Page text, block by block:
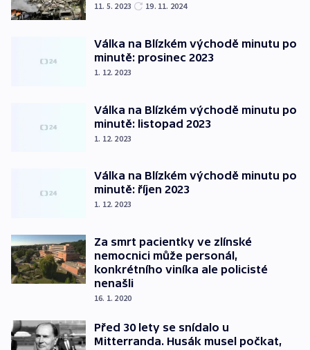
11. 5. 2023 19. 11. 2024
Válka na Blízkém východě minutu po
minutě: prosinec 2023
1. 12. 2023
Válka na Blízkém východě minutu po
minutě: listopad 2023
1. 12. 2023
Válka na Blízkém východě minutu po
minutě: říjen 2023
1. 12. 2023
Za smrt pacientky ve zlínské
nemocnici může personál,
konkrétního viníka ale policisté
nenašli
16. 1. 2020
Před 30 lety se snídalo u
Mitterranda. Husák musel počkat,